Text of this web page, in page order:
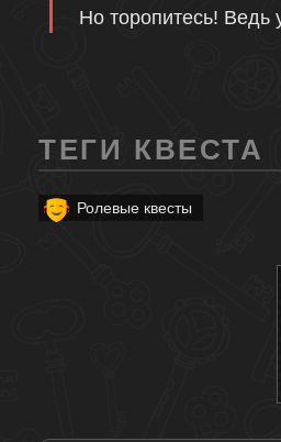
Но торопитесь! Ведь
ТЕГИ КВЕСТА
Ролевые квесты